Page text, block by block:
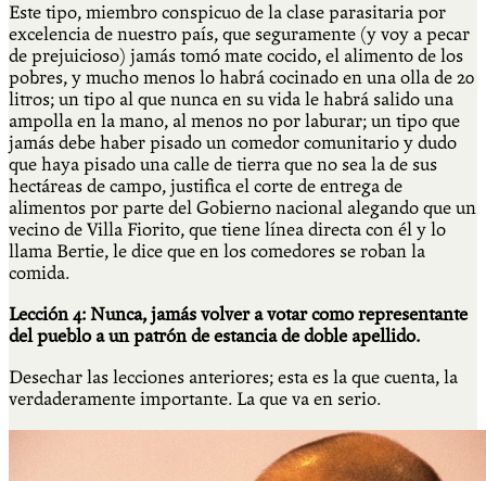
Este tipo, miembro conspicuo de la clase parasitaria por
excelencia de nuestro país, que seguramente (y voy a pecar
de prejuicioso) jamás tomó mate cocido, el alimento de los
pobres, y mucho menos lo habrá cocinado en una olla de 20
litros; un tipo al que nunca en su vida le habrá salido una
ampolla en la mano, al menos no por laburar; un tipo que
jamás debe haber pisado un comedor comunitario y dudo
que haya pisado una calle de tierra que no sea la de sus
hectáreas de campo, justifica el corte de entrega de
alimentos por parte del Gobierno nacional alegando que un
vecino de Villa Fiorito, que tiene línea directa con él y lo
llama Bertie, le dice que en los comedores se roban la
comida.
Lección 4: Nunca, jamás volver a votar como representante
del pueblo a un patrón de estancia de doble apellido.
Desechar las lecciones anteriores; esta es la que cuenta, la
verdaderamente importante. La que va en serio.